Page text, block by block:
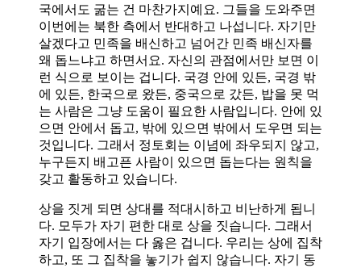
국에서도 굶는 건 마찬가지예요. 그들을 도와주면
이번에는 북한 측에서 반대하고 나섭니다. 자기만
살겠다고 민족을 배신하고 넘어간 민족 배신자를
왜 돕느냐고 하면서요. 자신의 관점에서만 보면 이
런 식으로 보이는 겁니다. 국경 안에 있든, 국경 밖
에 있든, 한국으로 왔든, 중국으로 갔든, 밥을 못 먹
는 사람은 그냥 도움이 필요한 사람입니다. 안에 있
으면 안에서 돕고, 밖에 있으면 밖에서 도우면 되는
것입니다. 그래서 정토회는 이념에 좌우되지 않고,
누구든지 배고픈 사람이 있으면 돕는다는 원칙을
갖고 활동하고 있습니다.
상을 짓게 되면 상대를 적대시하고 비난하게 됩니
다. 모두가 자기 편한 대로 상을 짓습니다. 그래서
자기 입장에서는 다 옳은 겁니다. 우리는 상에 집착
하고, 또 그 집착을 놓기가 쉽지 않습니다. 자기 동